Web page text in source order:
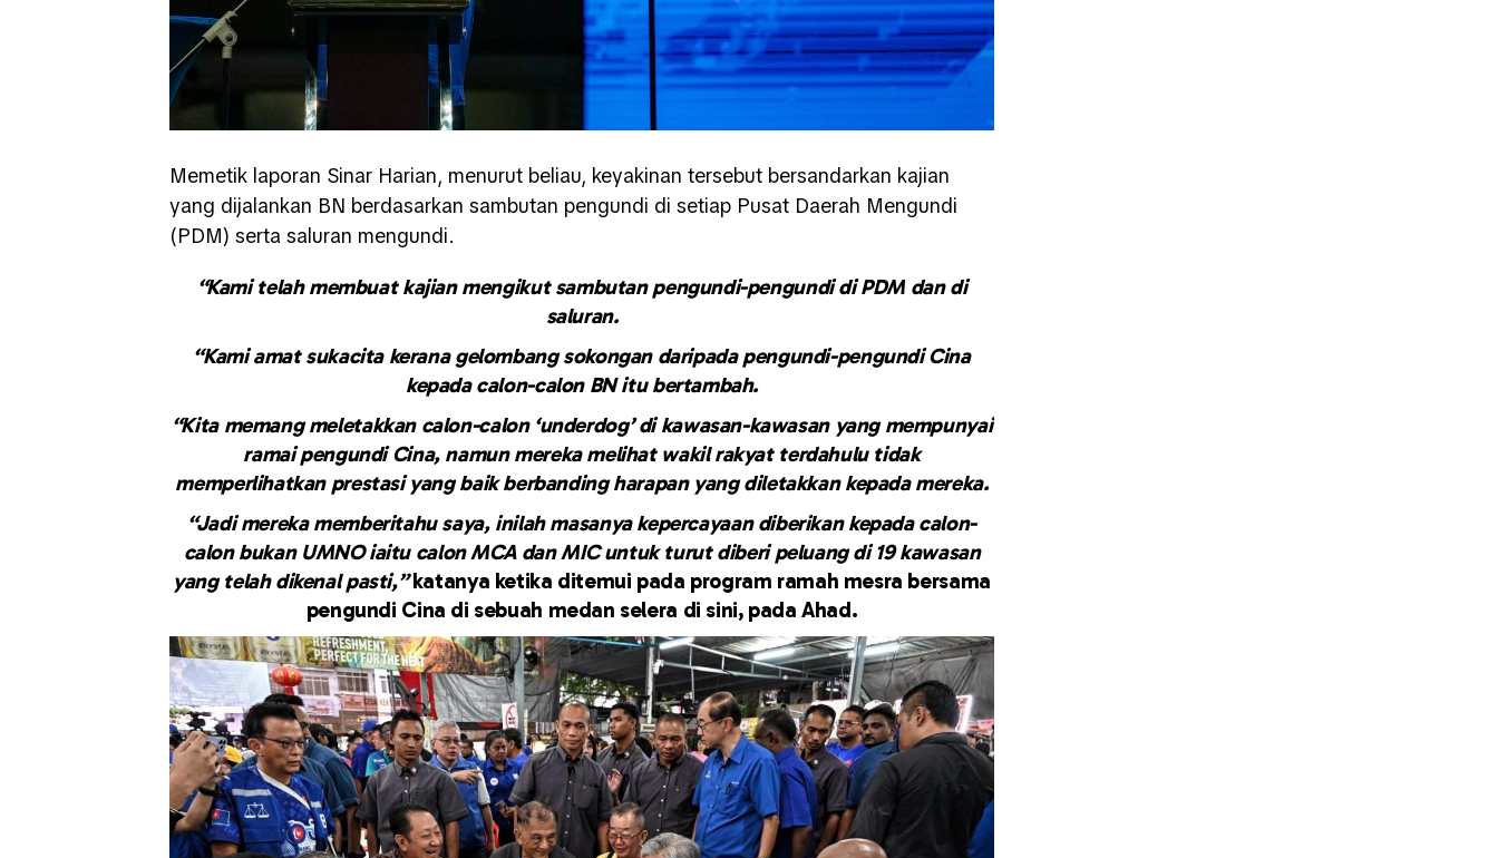
Memetik laporan Sinar Harian, menurut beliau, keyakinan tersebut bersandarkan kajian
yang dijalankan BN berdasarkan sambutan pengundi di setiap Pusat Daerah Mengundi
(PDM) serta saluran mengundi.
“Kami telah membuat kajian mengikut sambutan pengundi-pengundi di PDM dan di
saluran.
“Kami amat sukacita kerana gelombang sokongan daripada pengundi-pengundi Cina
kepada calon-calon BN itu bertambah.
“Kita memang meletakkan calon-calon ‘underdog’ di kawasan-kawasan yang mempunyai
ramai pengundi Cina, namun mereka melihat wakil rakyat terdahulu tidak
memperlihatkan prestasi yang baik berbanding harapan yang diletakkan kepada mereka.
“Jadi mereka memberitahu saya, inilah masanya kepercayaan diberikan kepada calon-
calon bukan UMNO iaitu calon MCA dan MIC untuk turut diberi peluang di 19 kawasan
yang telah dikenal pasti,”katanya ketika ditemui pada program ramah mesra bersama
pengundi Cina di sebuah medan selera di sini, pada Ahad.